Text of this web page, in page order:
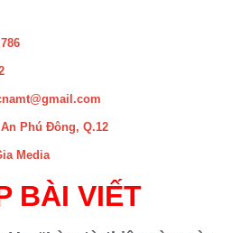
Phú Đông, Q.12
Media
BÀI VIẾT